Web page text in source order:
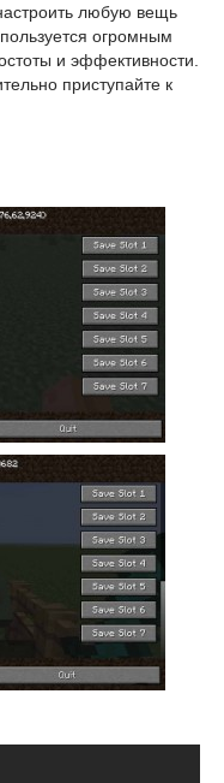
любую вещь
огромным
и эффективности.
приступайте к